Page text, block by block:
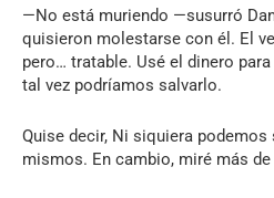
—No está muriendo —susurró
quisieron molestarse con él. El
pero… tratable. Usé el dinero
tal vez podríamos salvarlo.
Quise decir, Ni siquiera
mismos. En cambio, miré más de